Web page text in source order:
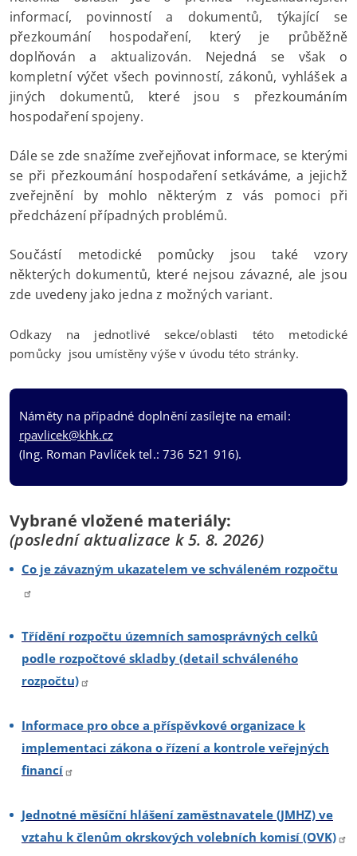
informací, povinností a dokumentů, týkající se
přezkoumání hospodaření, který je průběžně
doplňován a aktualizován. Nejedná se však o
kompletní výčet všech povinností, zákonů, vyhlášek a
jiných dokumentů, které jsou s přezkoumáním
hospodaření spojeny.
Dále se zde snažíme zveřejňovat informace, se kterými
se při přezkoumání hospodaření setkáváme, a jejichž
zveřejnění by mohlo některým z vás pomoci při
předcházení případných problémů.
Součástí metodické pomůcky jsou také vzory
některých dokumentů, které nejsou závazné, ale jsou
zde uvedeny jako jedna z možných variant.
Odkazy na jednotlivé sekce/oblasti této metodické
pomůcky jsou umístěny výše v úvodu této stránky.
Náměty na případné doplnění zasílejte na email:
rpavlicek@khk.cz
(Ing. Roman Pavlíček tel.: 736 521 916).
Vybrané vložené materiály:
(poslední aktualizace k 5. 8. 2026)
Co je závazným ukazatelem ve schváleném rozpočtu
Třídění rozpočtu územních samosprávných celků
podle rozpočtové skladby (detail schváleného
rozpočtu)
Informace pro obce a příspěvkové organizace k
implementaci zákona o řízení a kontrole veřejných
financí
Jednotné měsíční hlášení zaměstnavatele (JMHZ) ve
vztahu k členům okrskových volebních komisí (OVK)